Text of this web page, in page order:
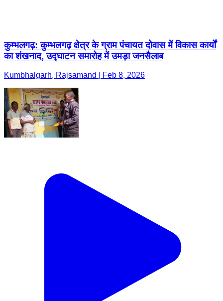
कुम्भलगढ़: कुम्भलगढ़ क्षेत्र के ग्राम पंचायत दोवास में विकास कार्यों
का शंखनाद, उद्घाटन समारोह में उमड़ा जनसैलाब
Kumbhalgarh, Rajsamand | Feb 8, 2026